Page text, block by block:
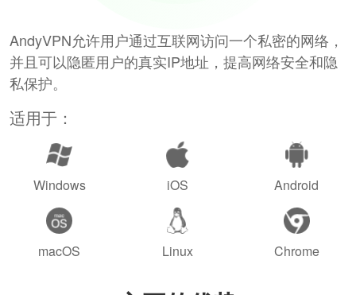
AndyVPN允许用户通过互联网访问一个私密的网络，
并且可以隐匿用户的真实IP地址，提高网络安全和隐
私保护。
适用于：
Windows iOS Android
macOS Linux Chrome